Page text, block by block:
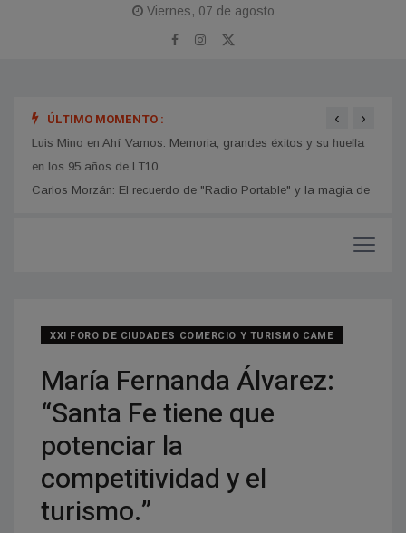
Viernes, 07 de agosto
ÚLTIMO MOMENTO :
Luis Mino en Ahí Vamos: Memoria, grandes éxitos y su huella
en los 95 años de LT10
‹ ›
XXI FORO DE CIUDADES COMERCIO Y TURISMO CAME
María Fernanda Álvarez:
“Santa Fe tiene que
potenciar la
competitividad y el
turismo.”